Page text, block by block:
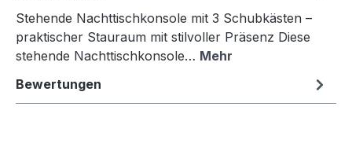
Stehende Nachttischkonsole mit 3 Schubkästen –
praktischer Stauraum mit stilvoller Präsenz Diese
stehende Nachttischkonsole… Mehr
Bewertungen